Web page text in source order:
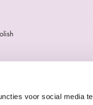
voor social media te